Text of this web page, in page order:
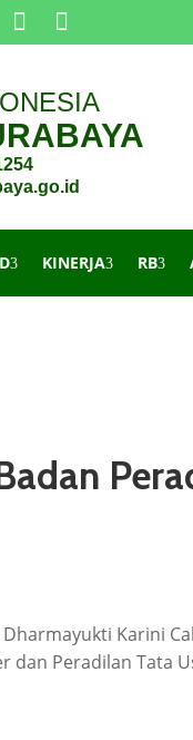
KINERJA RB
Karini
Peradilan Tata